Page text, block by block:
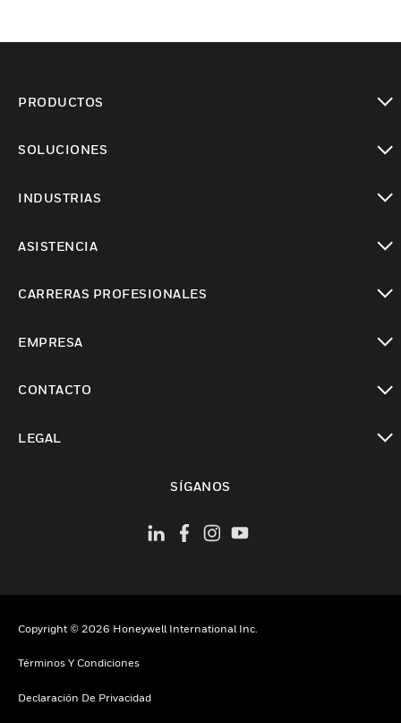
PRODUCTOS
SOLUCIONES
INDUSTRIAS
ASISTENCIA
CARRERAS PROFESIONALES
EMPRESA
CONTACTO
LEGAL
SÍGANOS
Copyright © 2026 Honeywell International Inc.
Términos Y Condiciones
Declaración De Privacidad